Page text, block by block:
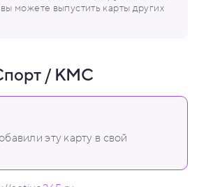
можете выпустить карты других
/ КМС
эту карту в свой